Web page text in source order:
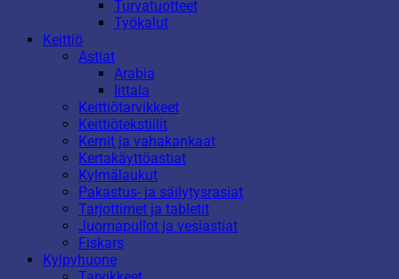
Turvatuotteet
Työkalut
Keittiö
Astiat
Arabia
Iittala
Keittiötarvikkeet
Keittiötekstiilit
Kernit ja vahakankaat
Kertakäyttöastiat
Kylmälaukut
Pakastus- ja säilytysrasiat
Tarjottimet ja tabletit
Juomapullot ja vesiastiat
Fiskars
Kylpyhuone